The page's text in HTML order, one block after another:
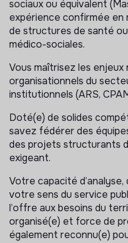
(agents permanents
des besoins en lien
Poursuivre la mise en
interne de soins,
Garantir la qualité de
fournies aux usagers
économique des
Elaborer et suivre le
Rédiger notes et
Elaborer les rapports
les partenaires
Animer les différents
Hôpital Suisse, Hôpital
Effectuer des
cadre du
sociaux ou équivalent
expérience confirmée en
de structures de santé
médico-sociales.
Vous maîtrisez les
organisationnels du
institutionnels (ARS,
Doté(e) de solides
savez fédérer des
des projets structurants
exigeant.
Votre capacité
votre sens du service
l’offre aux besoins du
organisé(e) et force de
également reconnu(e)